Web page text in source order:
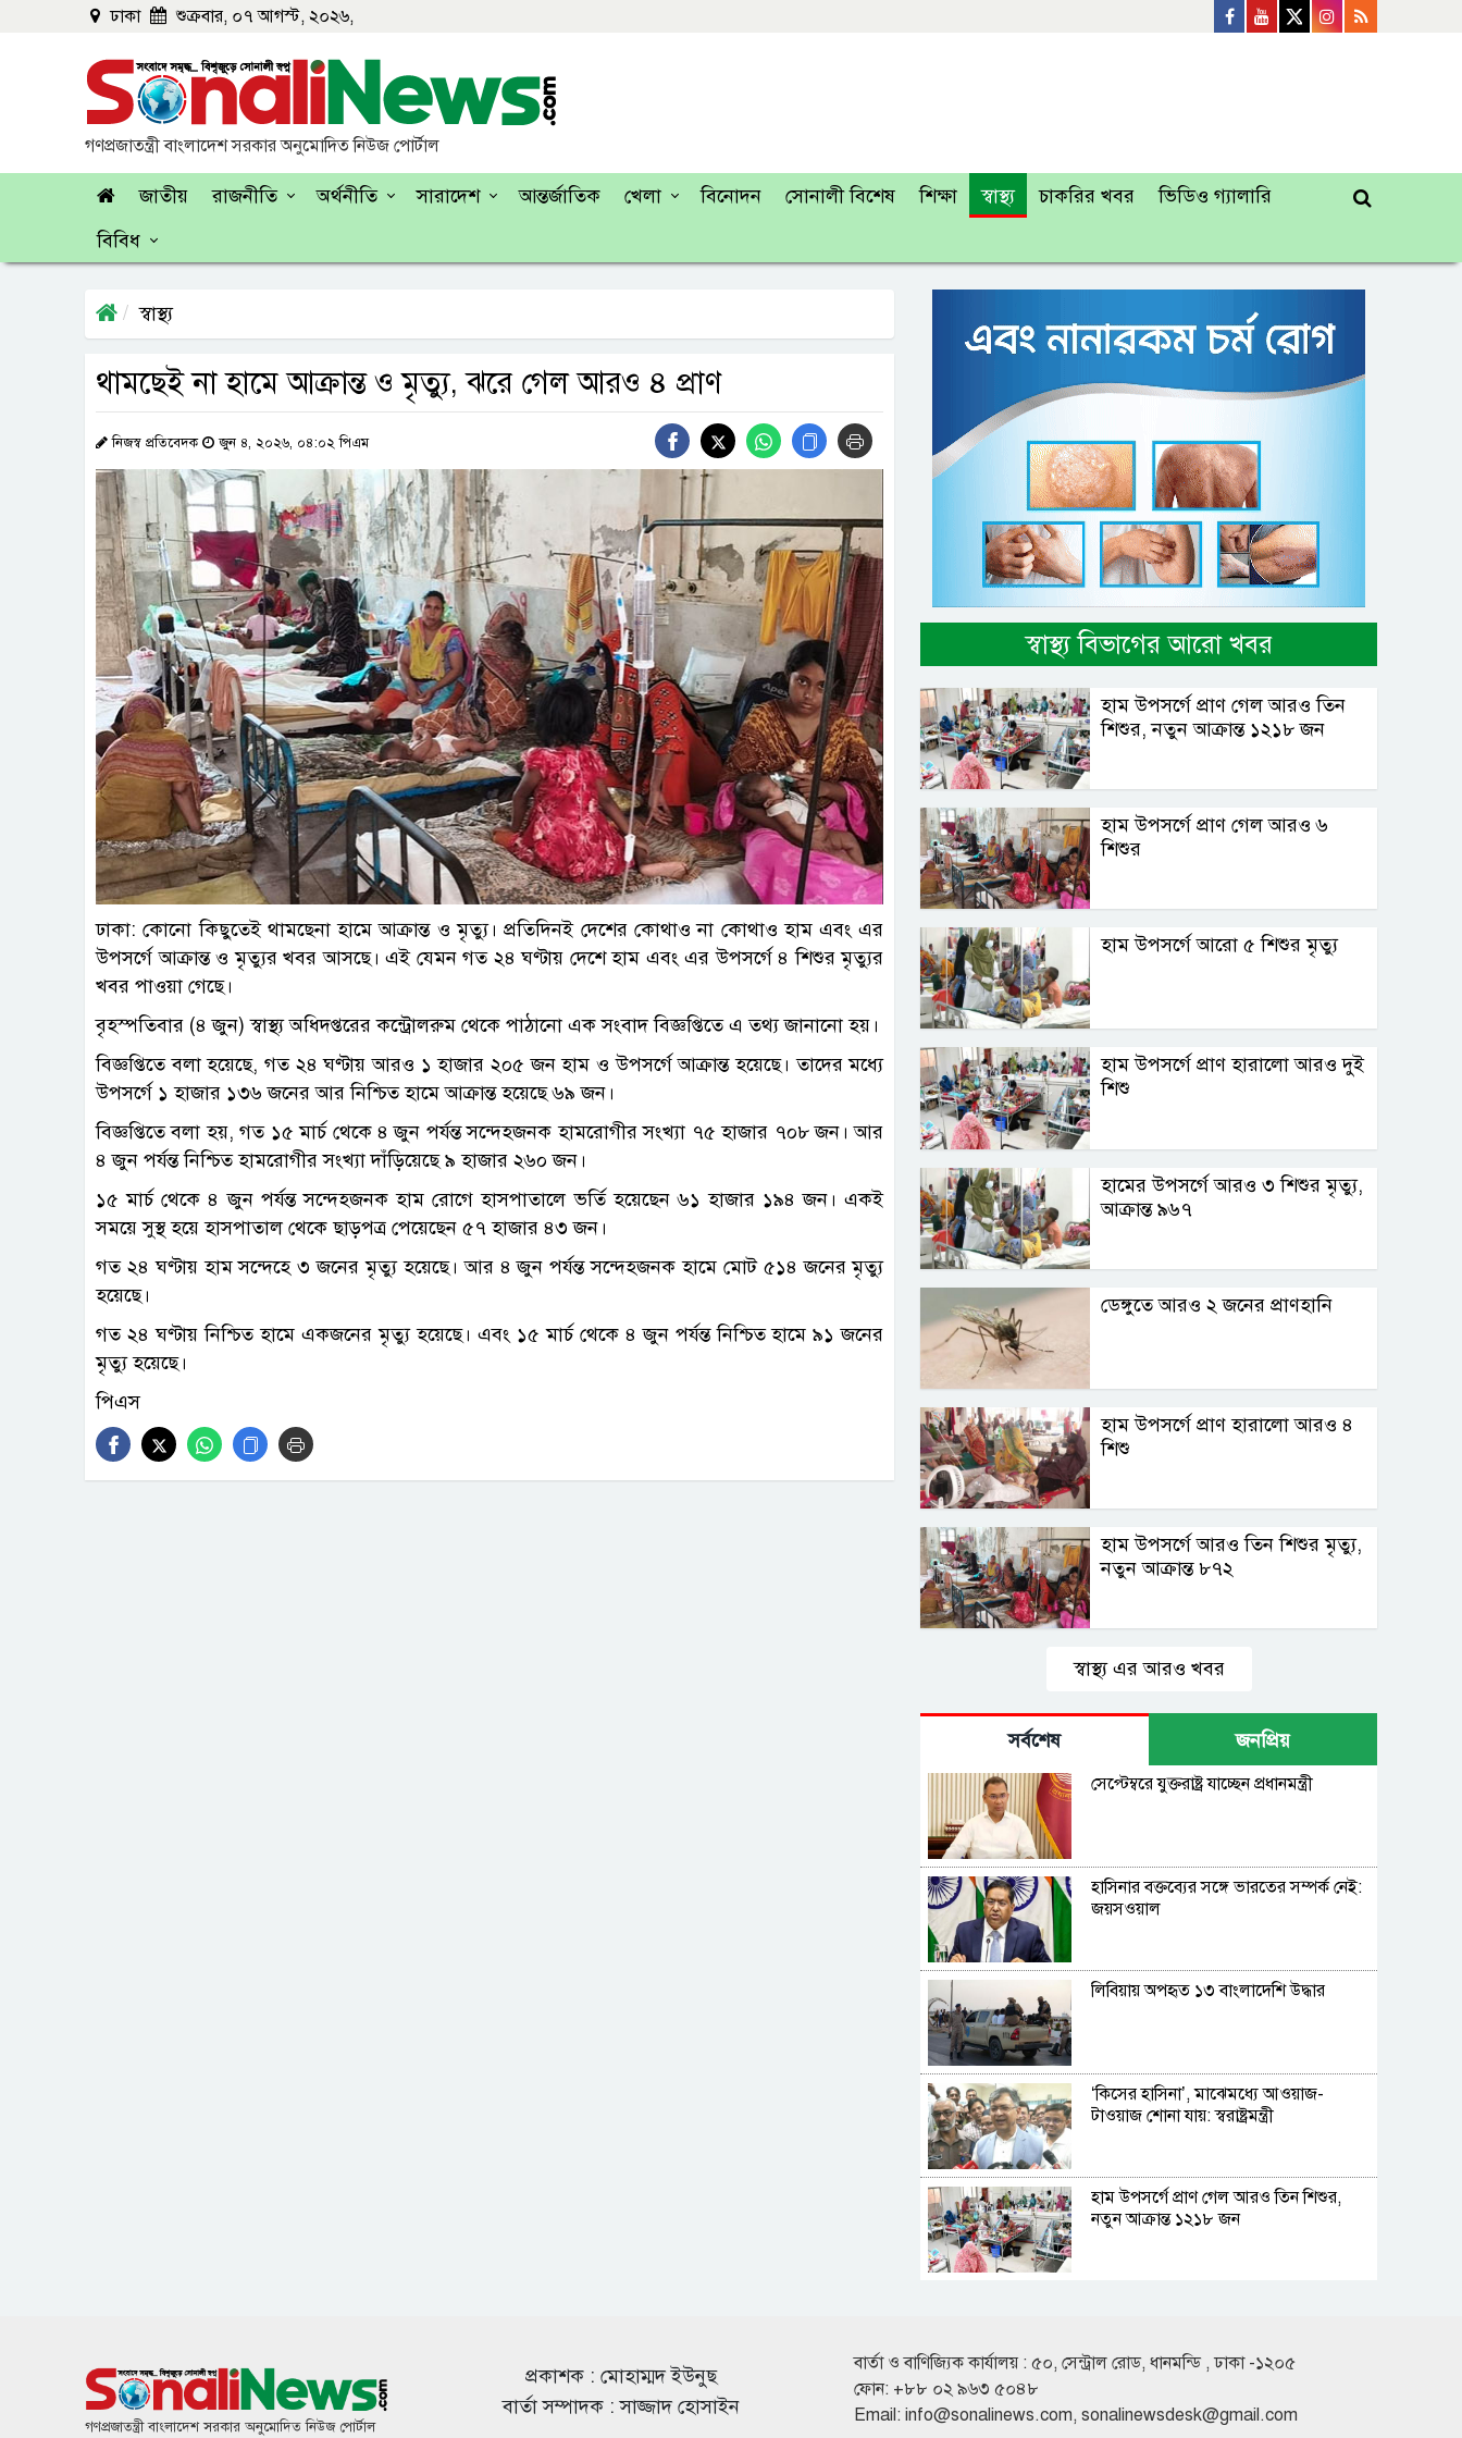
ঢাকা শুক্রবার, ০৭ আগস্ট, ২০২৬,
গণপ্রজাতন্ত্রী বাংলাদেশ সরকার অনুমোদিত নিউজ পোর্টাল
জাতীয় রাজনীতি অর্থনীতি সারাদেশ আন্তর্জাতিক খেলা বিনোদন সোনালী বিশেষ শিক্ষা স্বাস্থ্য চাকরির খবর
ভিডিও গ্যালারি
বিবিধ
স্বাস্থ্য
থামছেই না হামে আক্রান্ত ও মৃত্যু, ঝরে গেল আরও ৪ প্রাণ
নিজস্ব প্রতিবেদক জুন ৪, ২০২৬, ০৪:০২ পিএম
ফাইল ছবি
ঢাকা: কোনো কিছুতেই থামছেনা হামে আক্রান্ত ও মৃত্যু। প্রতিদিনই দেশের কোথাও না কোথাও হাম এবং এর
উপসর্গে আক্রান্ত ও মৃত্যুর খবর আসছে। এই যেমন গত ২৪ ঘণ্টায় দেশে হাম এবং এর উপসর্গে ৪ শিশুর মৃত্যুর
খবর পাওয়া গেছে।
বৃহস্পতিবার (৪ জুন) স্বাস্থ্য অধিদপ্তরের কন্ট্রোলরুম থেকে পাঠানো এক সংবাদ বিজ্ঞপ্তিতে এ তথ্য জানানো হয়।
বিজ্ঞপ্তিতে বলা হয়েছে, গত ২৪ ঘণ্টায় আরও ১ হাজার ২০৫ জন হাম ও উপসর্গে আক্রান্ত হয়েছে। তাদের মধ্যে
উপসর্গে ১ হাজার ১৩৬ জনের আর নিশ্চিত হামে আক্রান্ত হয়েছে ৬৯ জন।
বিজ্ঞপ্তিতে বলা হয়, গত ১৫ মার্চ থেকে ৪ জুন পর্যন্ত সন্দেহজনক হামরোগীর সংখ্যা ৭৫ হাজার ৭০৮ জন। আর
৪ জুন পর্যন্ত নিশ্চিত হামরোগীর সংখ্যা দাঁড়িয়েছে ৯ হাজার ২৬০ জন।
১৫ মার্চ থেকে ৪ জুন পর্যন্ত সন্দেহজনক হাম রোগে হাসপাতালে ভর্তি হয়েছেন ৬১ হাজার ১৯৪ জন। একই
সময়ে সুস্থ হয়ে হাসপাতাল থেকে ছাড়পত্র পেয়েছেন ৫৭ হাজার ৪৩ জন।
গত ২৪ ঘণ্টায় হাম সন্দেহে ৩ জনের মৃত্যু হয়েছে। আর ৪ জুন পর্যন্ত সন্দেহজনক হামে মোট ৫১৪ জনের মৃত্যু
হয়েছে।
গত ২৪ ঘণ্টায় নিশ্চিত হামে একজনের মৃত্যু হয়েছে। এবং ১৫ মার্চ থেকে ৪ জুন পর্যন্ত নিশ্চিত হামে ৯১ জনের
মৃত্যু হয়েছে।
পিএস
স্বাস্থ্য বিভাগের আরো খবর
হাম উপসর্গে প্রাণ গেল আরও তিন
শিশুর, নতুন আক্রান্ত ১২১৮ জন
হাম উপসর্গে প্রাণ গেল আরও ৬
শিশুর
হাম উপসর্গে আরো ৫ শিশুর মৃত্যু
হাম উপসর্গে প্রাণ হারালো আরও দুই
শিশু
হামের উপসর্গে আরও ৩ শিশুর মৃত্যু,
আক্রান্ত ৯৬৭
ডেঙ্গুতে আরও ২ জনের প্রাণহানি
হাম উপসর্গে প্রাণ হারালো আরও ৪
শিশু
হাম উপসর্গে আরও তিন শিশুর মৃত্যু,
নতুন আক্রান্ত ৮৭২
স্বাস্থ্য এর আরও খবর
সর্বশেষ জনপ্রিয়
সেপ্টেম্বরে যুক্তরাষ্ট্র যাচ্ছেন প্রধানমন্ত্রী
হাসিনার বক্তব্যের সঙ্গে ভারতের সম্পর্ক নেই:
জয়সওয়াল
লিবিয়ায় অপহৃত ১৩ বাংলাদেশি উদ্ধার
‘কিসের হাসিনা’, মাঝেমধ্যে আওয়াজ-
টাওয়াজ শোনা যায়: স্বরাষ্ট্রমন্ত্রী
হাম উপসর্গে প্রাণ গেল আরও তিন শিশুর,
নতুন আক্রান্ত ১২১৮ জন
গণমাধ্যম শক্তিশালী হলেই গণতন্ত্র শক্তিশালী
হবে: মির্জা ফখরুল
গণপ্রজাতন্ত্রী বাংলাদেশ সরকার অনুমোদিত নিউজ পোর্টাল
প্রকাশক : মোহাম্মদ ইউনুছ
বার্তা সম্পাদক : সাজ্জাদ হোসাইন
বার্তা ও বাণিজ্যিক কার্যালয় : ৫০, সেন্ট্রাল রোড, ধানমন্ডি , ঢাকা -১২০৫
ফোন: +৮৮ ০২ ৯৬৩ ৫০৪৮
Email: info@sonalinews.com, sonalinewsdesk@gmail.com